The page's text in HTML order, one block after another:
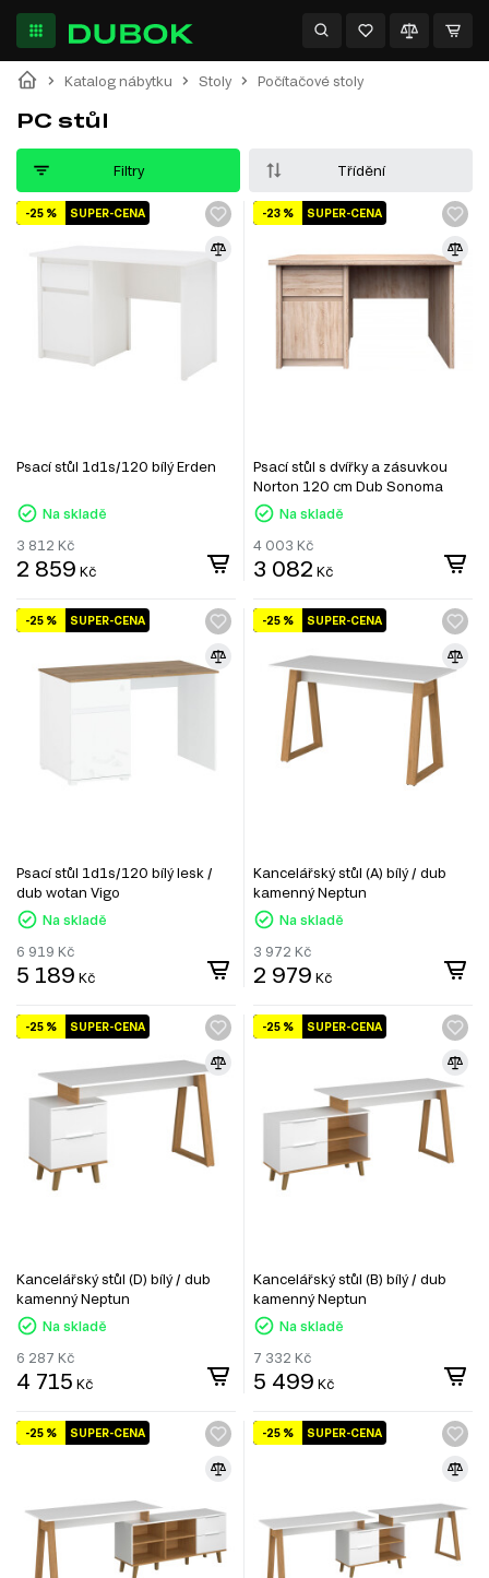
Katalog nábytku Stoly Počítačové stoly
PC stůl
Filtry Třídění
SUPER-CENA
-25 %
Psací stůl 1d1s/120 bílý Erden
Na skladě
3 812 Kč
2 859 Kč
SUPER-CENA
-23 %
Psací stůl s dvířky a zásuvkou
Norton 120 cm Dub Sonoma
Na skladě
4 003 Kč
3 082 Kč
SUPER-CENA
-25 %
Psací stůl 1d1s/120 bílý lesk /
dub wotan Vigo
Na skladě
6 919 Kč
5 189 Kč
SUPER-CENA
-25 %
Kancelářský stůl (A) bílý / dub
kamenný Neptun
Na skladě
3 972 Kč
2 979 Kč
SUPER-CENA
-25 %
Kancelářský stůl (D) bílý / dub
kamenný Neptun
Na skladě
6 287 Kč
4 715 Kč
SUPER-CENA
-25 %
Kancelářský stůl (B) bílý / dub
kamenný Neptun
Na skladě
7 332 Kč
5 499 Kč
SUPER-CENA
-25 % SUPER-CENA
-25 %